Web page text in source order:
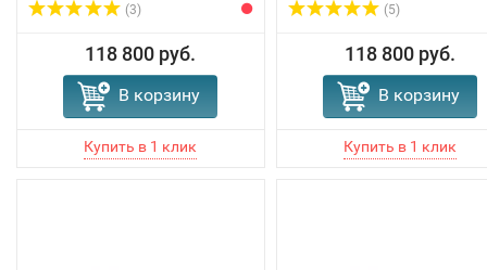
(3)
118 800 руб.
В корзину
(5)
118 800 руб.
В корзину